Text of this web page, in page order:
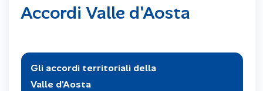
Accordi Valle d'Aosta
Gli accordi territoriali della
Valle d'Aosta